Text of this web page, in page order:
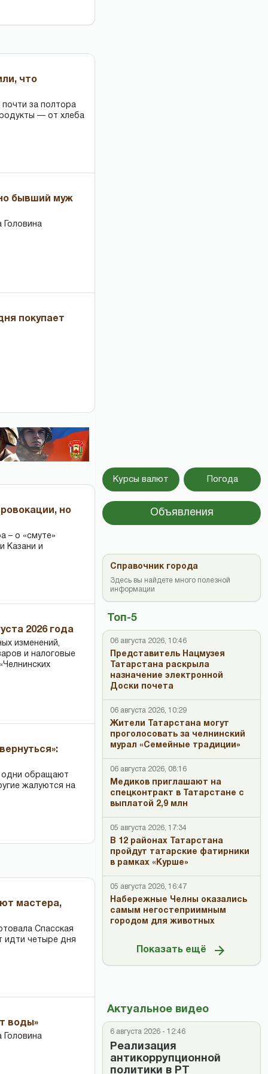
что
почти за полтора
— от хлеба
бывший муж
покупает
но
– о «смуте»
Казани и
2026 года
изменений,
и налоговые
одни обращают
жалуются на
мастера,
Спасская
идти четыре дня
воды»
Курсы валют Погода
Объявления
Топ-5
06 августа 2026, 10:46
Представитель Нацмузея
Татарстана раскрыла
назначение электронной
Доски почета
06 августа 2026, 10:29
Жители Татарстана могут
проголосовать за челнинский
мурал «Семейные традиции»
06 августа 2026, 08:16
Медиков приглашают на
спецконтракт в Татарстане с
выплатой 2,9 млн
05 августа 2026, 17:34
В 12 районах Татарстана
пройдут татарские фатирники
в рамках «Курше»
05 августа 2026, 16:47
Набережные Челны оказались
самым негостеприимным
городом для животных
Показать ещё
Актуальное видео
6 августа 2026 - 12:46
Реализация
антикоррупционной
политики в РТ
Справочник города
Здесь вы найдете много полезной
информации